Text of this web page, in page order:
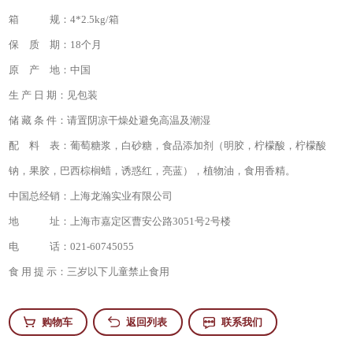
箱 规：4*2.5kg/箱
保 质 期： 18个月
原 产 地：中国
生 产 日 期： 见包装
储 藏 条 件：请置阴凉干燥处避免高温及潮湿
配 料 表：葡萄糖浆，白砂糖，食品添加剂（明胶，柠檬酸，柠檬酸
钠，果胶，巴西棕榈蜡，诱惑红，亮蓝），植物油，食用香精。
中国总经销： 上海龙瀚实业有限公司
地 址： 上海市嘉定区曹安公路3051号2号楼
电 话：021-60745055
食 用 提 示： 三岁以下儿童禁止食用
购物车 返回列表 联系我们